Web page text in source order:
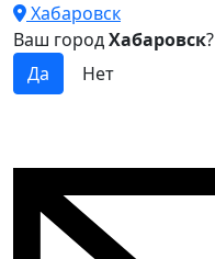
Хабаровск
Ваш городХабаровск?